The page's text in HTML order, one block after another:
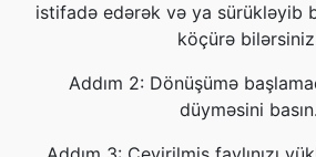
istifadə edərək və ya sürükləyib
köçürə
Addım 2: Dönüşümə
düyməsini basın.